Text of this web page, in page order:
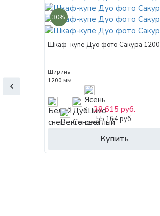
30%
Шкаф-купе Дуо фото Сакура 1200
Ширина
1200 мм
Купить
38 615 руб.
55 164 руб.